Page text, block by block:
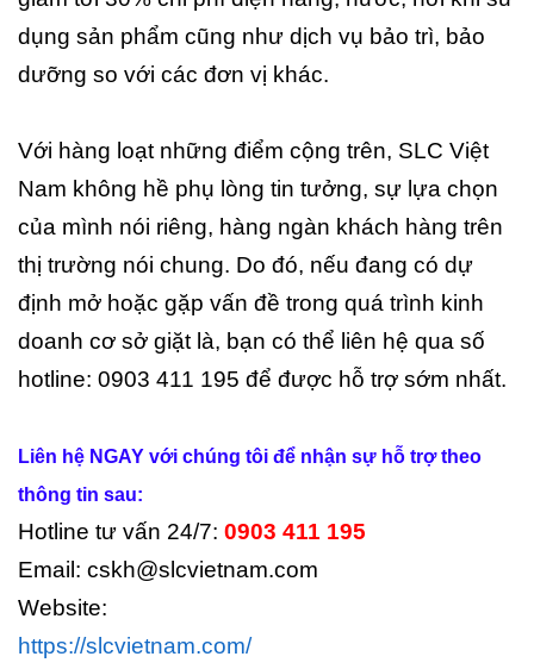
dụng sản phẩm cũng như dịch vụ bảo trì, bảo
dưỡng so với các đơn vị khác.
Với hàng loạt những điểm cộng trên, SLC Việt
Nam không hề phụ lòng tin tưởng, sự lựa chọn
của mình nói riêng, hàng ngàn khách hàng trên
thị trường nói chung. Do đó, nếu đang có dự
định mở hoặc gặp vấn đề trong quá trình kinh
doanh cơ sở giặt là, bạn có thể liên hệ qua số
hotline: 0903 411 195 để được hỗ trợ sớm nhất.
Liên hệ NGAY với chúng tôi để nhận sự hỗ trợ theo
thông tin sau:
Hotline tư vấn 24/7: 0903 411 195
Email: cskh@slcvietnam.com
Website:
https://slcvietnam.com/